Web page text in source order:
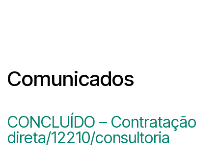
Comunicados
CONCLUÍDO – Contratação
direta/12210/consultoria